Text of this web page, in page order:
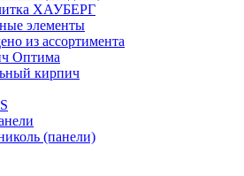
ХАУБЕРГ
элементы
из ассортимента
Оптима
кирпич
(панели)